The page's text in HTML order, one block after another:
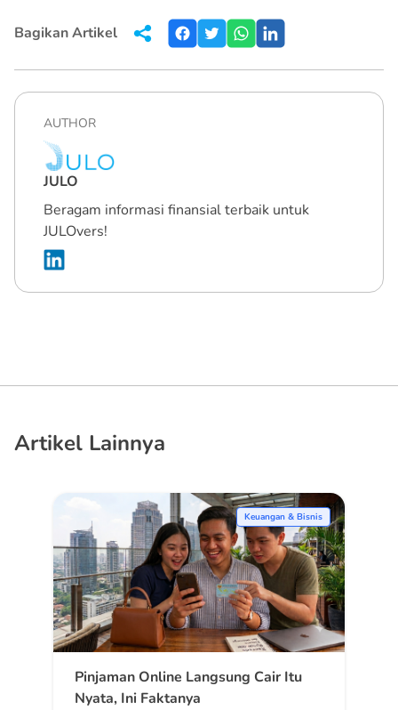
Bagikan Artikel
AUTHOR
JULO
Beragam informasi finansial terbaik untuk
JULOvers!
Artikel Lainnya
Keuangan & Bisnis
Pinjaman Online Langsung Cair Itu
Nyata, Ini Faktanya